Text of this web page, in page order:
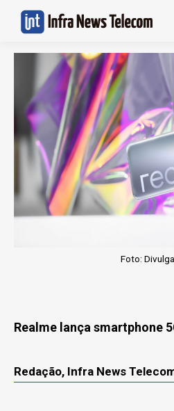
Foto:
Realme lança smartphone
Redação, Infra News